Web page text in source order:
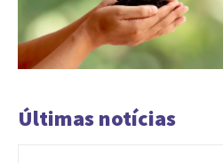
Últimas notícias